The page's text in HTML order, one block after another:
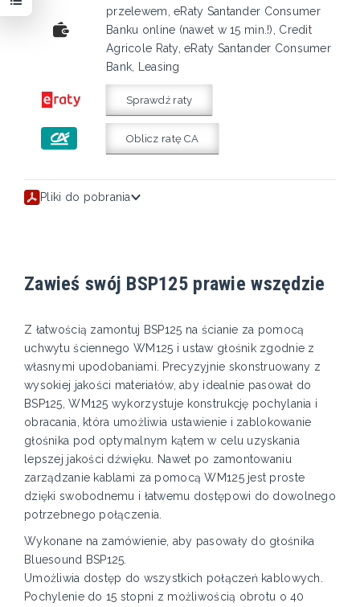
przelewem, eRaty Santander Consumer
Banku online (nawet w 15 min.!), Credit
Agricole Raty, eRaty Santander Consumer
Bank, Leasing
Sprawdź raty
Oblicz ratę CA
Pliki do pobrania
Zawieś swój BSP125 prawie wszędzie
Z łatwością zamontuj BSP125 na ścianie za pomocą
uchwytu ściennego WM125 i ustaw głośnik zgodnie z
własnymi upodobaniami. Precyzyjnie skonstruowany z
wysokiej jakości materiałów, aby idealnie pasował do
BSP125, WM125 wykorzystuje konstrukcję pochylania i
obracania, która umożliwia ustawienie i zablokowanie
głośnika pod optymalnym kątem w celu uzyskania
lepszej jakości dźwięku. Nawet po zamontowaniu
zarządzanie kablami za pomocą WM125 jest proste
dzięki swobodnemu i łatwemu dostępowi do dowolnego
potrzebnego połączenia.
Wykonane na zamówienie, aby pasowały do głośnika
Bluesound BSP125.
Umożliwia dostęp do wszystkich połączeń kablowych.
Pochylenie do 15 stopni z możliwością obrotu o 40